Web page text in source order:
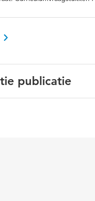
publicatie